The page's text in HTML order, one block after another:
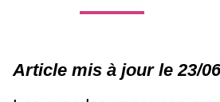
Article mis à jour le 23/